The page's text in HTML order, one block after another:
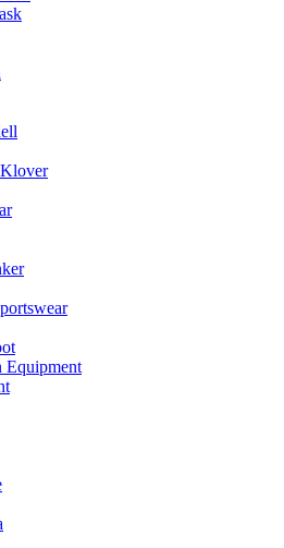
Equipment